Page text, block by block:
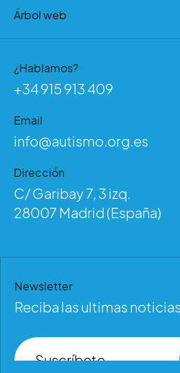
Árbol web
¿Hablamos?
+34 915 913 409
Email
info@autismo.org.es
Dirección
C/ Garibay 7, 3 izq.
28007 Madrid (España)
Newsletter
Reciba las ultimas
Suscríbete